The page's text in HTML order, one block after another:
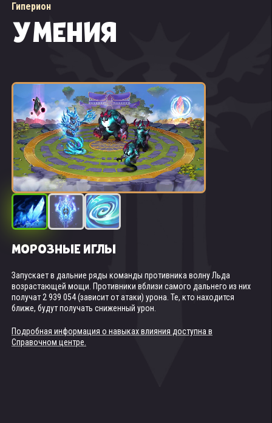
Гиперион
УМЕНИЯ
МОРОЗНЫЕ ИГЛЫ
Запускает в дальние ряды команды противника волну Льда
возрастающей мощи. Противники вблизи самого дальнего из них
получат 2 939 054 (зависит от атаки) урона. Те, кто находится
ближе, будут получать сниженный урон.
Подробная информация о навыках влияния доступна в
Справочном центре.
ИСЦЕЛЕНИЕ ХОЛОДОМ
Лечит союзника с наименьшим здоровьем на 1 959 369 (зависит от
атаки).
Подробная информация о навыках влияния доступна в
БЛАГОСЛОВЕНИЕ ГЛУБИН (ТОТЕМ ДУХА
Доступно, если в бою в твоей команде есть хотя бы 3 Титана Воды.
В течение 10 секунд восстанавливает здоровье союзным титанам и
наносит урон находящимся поблизости противникам. При каждом
между титанами, требующими лечения.
Урон и суммарное восстановление здоровья при каждом